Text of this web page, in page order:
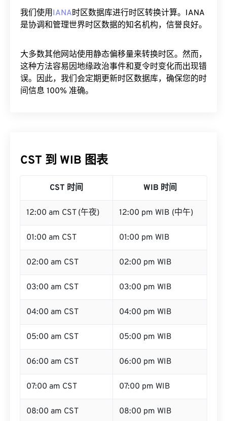
我们使用IANA时区数据库进行时区转换计算。IANA
是协调和管理世界时区数据的知名机构，信誉良好。
大多数其他网站使用静态偏移量来转换时区。然而，
这种方法容易因地缘政治事件和夏令时变化而出现错
误。因此，我们会定期更新时区数据库，确保您的时
间信息 100% 准确。
CST 到 WIB 图表
CST 时间 WIB 时间
12:00 am CST (午夜) 12:00 pm WIB (中午)
01:00 am CST 01:00 pm WIB
02:00 am CST 02:00 pm WIB
03:00 am CST 03:00 pm WIB
04:00 am CST 04:00 pm WIB
05:00 am CST 05:00 pm WIB
06:00 am CST 06:00 pm WIB
07:00 am CST 07:00 pm WIB
08:00 am CST 08:00 pm WIB